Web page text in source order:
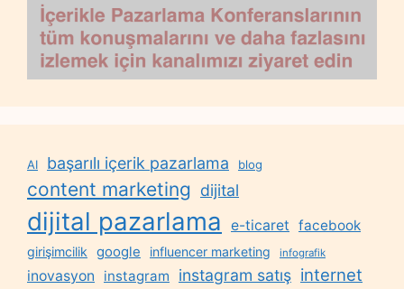
AI başarılı içerik pazarlama blog
content marketing dijital
dijital pazarlama e-ticaret facebook
girişimcilik google influencer marketing infografik
inovasyon instagram instagram satış internet